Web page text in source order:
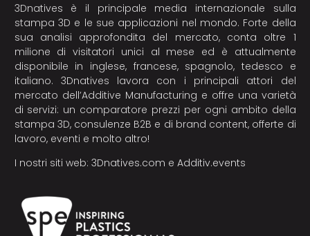
3Dnatives è il principale media internazionale sulla
stampa 3D e le sue applicazioni nel mondo. Forte della
sua analisi approfondita del mercato, conta oltre 1
milione di visitatori unici al mese ed è attualmente
disponibile in inglese, francese, spagnolo, tedesco e
italiano. 3Dnatives lavora con i principali attori del
mercato dell’Additive Manufacturing e offre una varietà
di servizi: un comparatore prezzi per ogni ambito della
stampa 3D, consulenze B2B e di brand content, offerte di
lavoro, eventi e molto altro!
I nostri siti web: 3Dnatives.com e Additiv.events